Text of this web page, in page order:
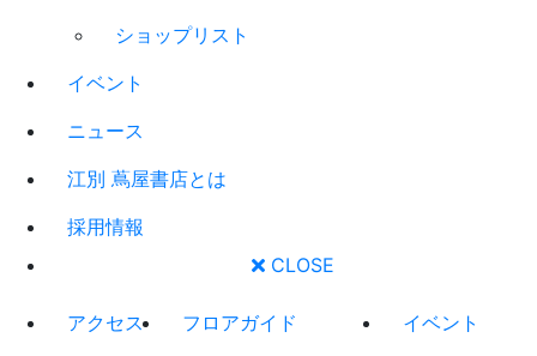
ショップリスト
イベント
ニュース
江別 蔦屋書店とは
採用情報
CLOSE
アクセス
フロアガイド
イベント